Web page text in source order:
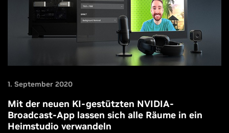
1. September 2020
Mit der neuen KI-gestützten NVIDIA-
Broadcast-App lassen sich alle Räume in ein
Heimstudio verwandeln